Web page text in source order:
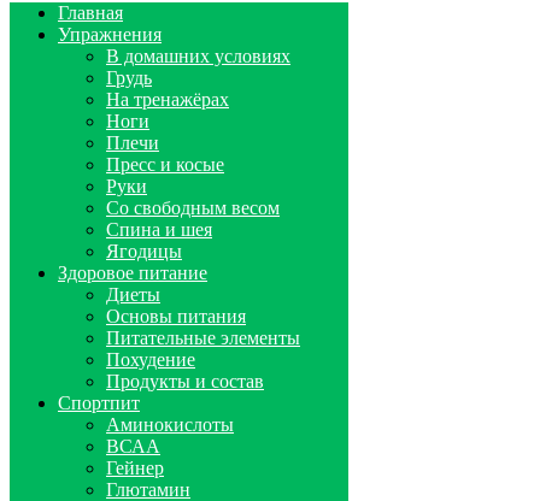
Главная
Упражнения
В домашних условиях
Грудь
На тренажёрах
Ноги
Плечи
Пресс и косые
Руки
Со свободным весом
Спина и шея
Ягодицы
Здоровое питание
Диеты
Основы питания
Питательные элементы
Похудение
Продукты и состав
Спортпит
Аминокислоты
ВСАА
Гейнер
Глютамин